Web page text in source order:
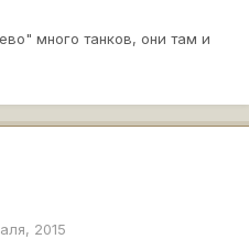
много танков, они там и
2015